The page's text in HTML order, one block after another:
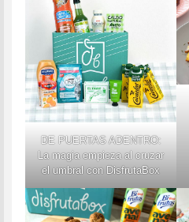
DE PUERTAS ADENTRO:
La magia empieza al cruzar
el umbral con DisfrutaBox